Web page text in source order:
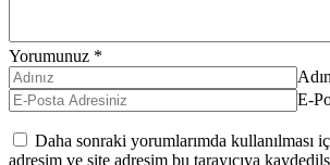
Yorumunuz *
E-
Daha sonraki yorumlarımda kullanılması
adresim ve site adresim bu tarayıcıya